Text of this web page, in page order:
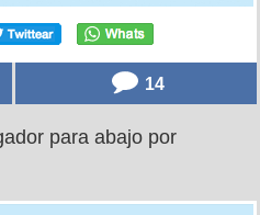
14
para abajo por